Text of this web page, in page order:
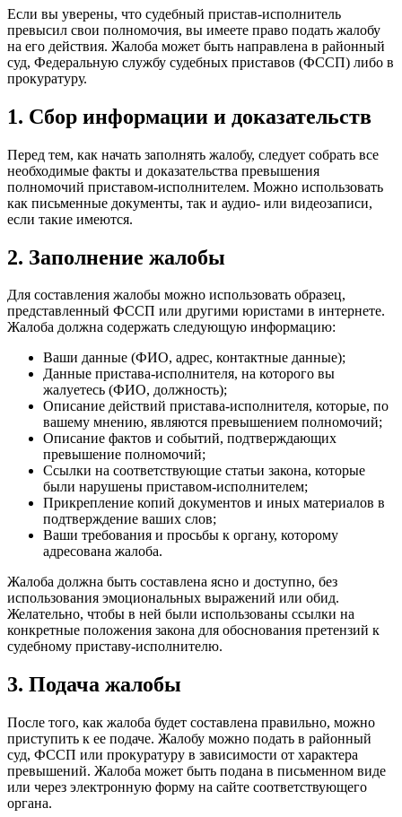
Если вы уверены, что судебный пристав-исполнитель
превысил свои полномочия, вы имеете право подать жалобу
на его действия. Жалоба может быть направлена в районный
суд, Федеральную службу судебных приставов (ФССП) либо в
прокуратуру.
1. Сбор информации и доказательств
Перед тем, как начать заполнять жалобу, следует собрать все
необходимые факты и доказательства превышения
полномочий приставом-исполнителем. Можно использовать
как письменные документы, так и аудио- или видеозаписи,
если такие имеются.
2. Заполнение жалобы
Для составления жалобы можно использовать образец,
представленный ФССП или другими юристами в интернете.
Жалоба должна содержать следующую информацию:
Ваши данные (ФИО, адрес, контактные данные);
Данные пристава-исполнителя, на которого вы
жалуетесь (ФИО, должность);
Описание действий пристава-исполнителя, которые, по
вашему мнению, являются превышением полномочий;
Описание фактов и событий, подтверждающих
превышение полномочий;
Ссылки на соответствующие статьи закона, которые
были нарушены приставом-исполнителем;
Прикрепление копий документов и иных материалов в
подтверждение ваших слов;
Ваши требования и просьбы к органу, которому
адресована жалоба.
Жалоба должна быть составлена ясно и доступно, без
использования эмоциональных выражений или обид.
Желательно, чтобы в ней были использованы ссылки на
конкретные положения закона для обоснования претензий к
судебному приставу-исполнителю.
3. Подача жалобы
После того, как жалоба будет составлена правильно, можно
приступить к ее подаче. Жалобу можно подать в районный
суд, ФССП или прокуратуру в зависимости от характера
превышений. Жалоба может быть подана в письменном виде
или через электронную форму на сайте соответствующего
органа.